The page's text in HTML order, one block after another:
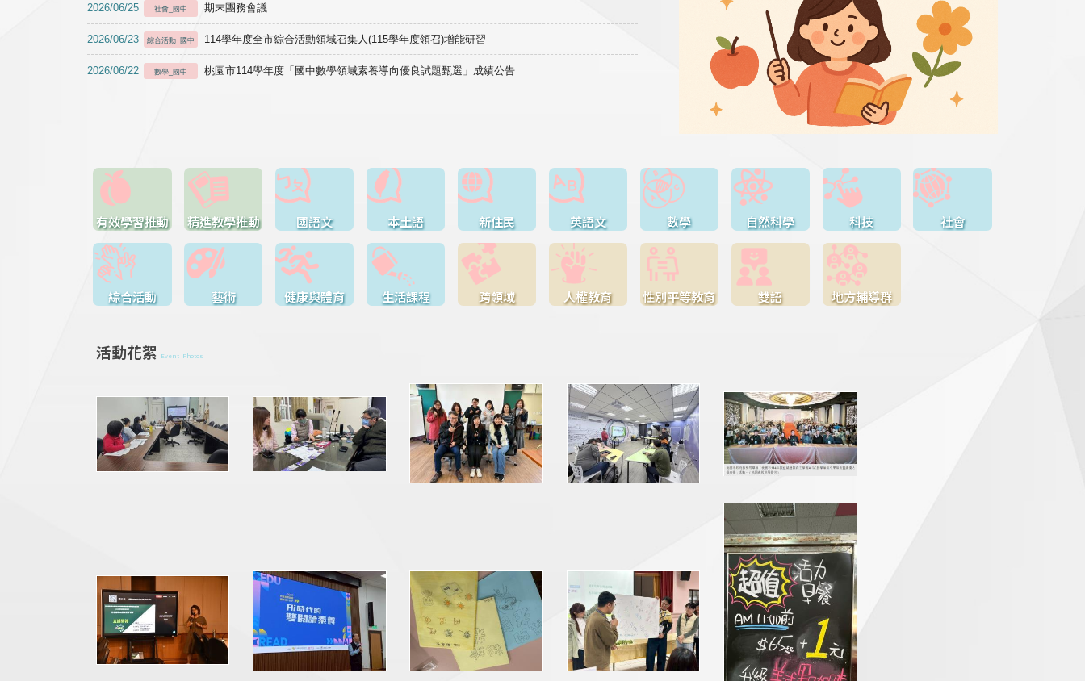
2026/06/25 社會_國中 期末團務會議
2026/06/23 綜合活動_國中 114學年度全市綜合活動領域召集人(115學年度領召)增能研習
2026/06/22 數學_國中 桃園市114學年度「國中數學領域素養導向優良試題甄選」成績公告
有效學習推動 精進教學推動 國語文 本土語 新住民 英語文 數學 自然科學 科技 社會
綜合活動 藝術 健康與體育 生活課程 跨領域 人權教育 性別平等教育 雙語 地方輔導群
活動花絮 Event Photos